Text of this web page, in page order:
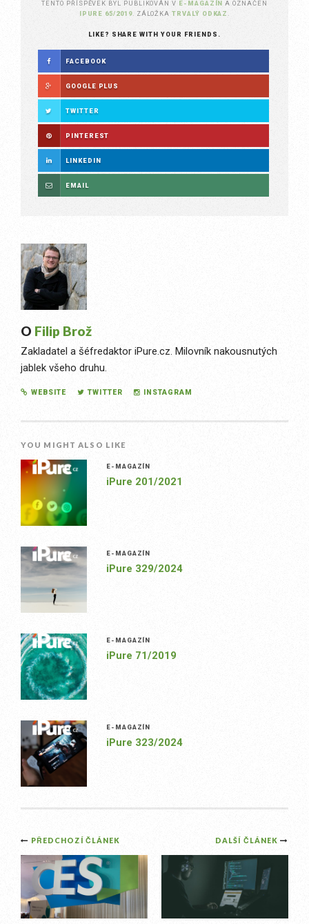
TENTO PŘÍSPĚVEK BYL PUBLIKOVÁN V E-MAGAZÍN A OZNAČEN
IPURE 65/2019. ZÁLOŽKATRVALÝ ODKAZ
LIKE? SHARE WITH YOUR FRIENDS.
FACEBOOK
GOOGLE PLUS
TWITTER
PINTEREST
LINKEDIN
EMAIL
O Filip Brož
Zakladatel a šéfredaktor iPure.cz. Milovník nakousnutých
jablek všeho druhu.
WEBSITE TWITTER INSTAGRAM
YOU MIGHT ALSO LIKE
E-MAGAZÍN
iPure 201/2021
E-MAGAZÍN
iPure 329/2024
E-MAGAZÍN
iPure 71/2019
E-MAGAZÍN
iPure 323/2024
Post
navigation
DALŠÍ ČLÁNEK
PŘEDCHOZÍ ČLÁNEK